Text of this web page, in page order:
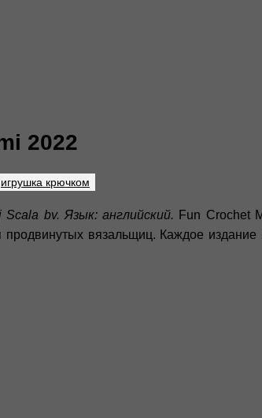
2022
игрушка крючком
bv. Язык: английский. Fun Crochet
вязальщиц. Каждое